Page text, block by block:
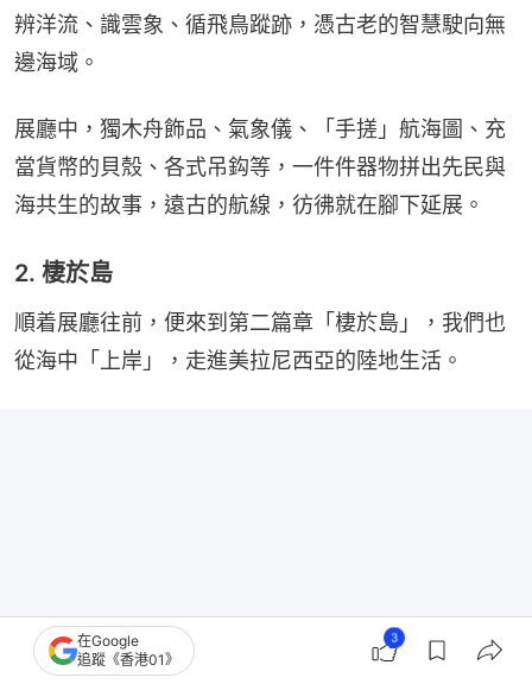
辨洋流、識雲象、循飛鳥蹤跡，憑古老的智慧駛向無
邊海域。
展廳中，獨木舟飾品、氣象儀、「手搓」航海圖、充
當貨幣的貝殼、各式吊鈎等，一件件器物拼出先民與
海共生的故事，遠古的航線，彷彿就在腳下延展。
2. 棲於島
順着展廳往前，便來到第二篇章「棲於島」，我們也
從海中「上岸」，走進美拉尼西亞的陸地生活。
在Google
追蹤《香港01》
3